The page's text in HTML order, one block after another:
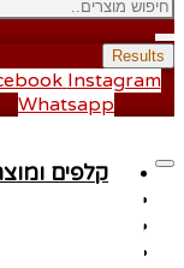
Results
Instagram
Whatsapp
קלפים
פוקימון